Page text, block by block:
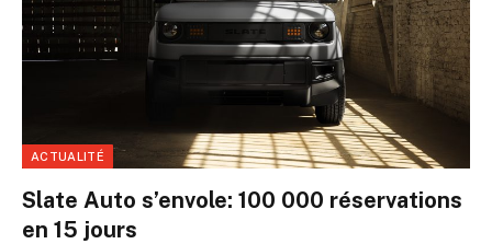
ACTUALITÉ
Slate Auto s’envole: 100 000 réservations
en 15 jours